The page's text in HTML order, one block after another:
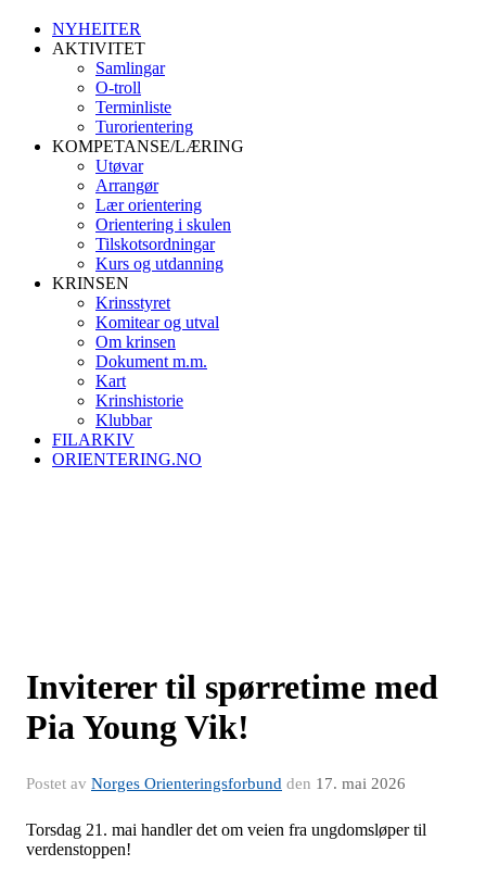
NYHEITER
AKTIVITET
Samlingar
O-troll
Terminliste
Turorientering
KOMPETANSE/LÆRING
Utøvar
Arrangør
Lær orientering
Orientering i skulen
Tilskotsordningar
Kurs og utdanning
KRINSEN
Krinsstyret
Komitear og utval
Om krinsen
Dokument m.m.
Kart
Krinshistorie
Klubbar
FILARKIV
ORIENTERING.NO
Inviterer til spørretime med
Pia Young Vik!
Postet av Norges Orienteringsforbund den 17. mai 2026
Torsdag 21. mai handler det om veien fra ungdomsløper til
verdenstoppen!